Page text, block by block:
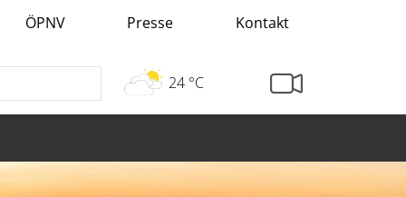
ÖPNV Presse Kontakt
24 °C